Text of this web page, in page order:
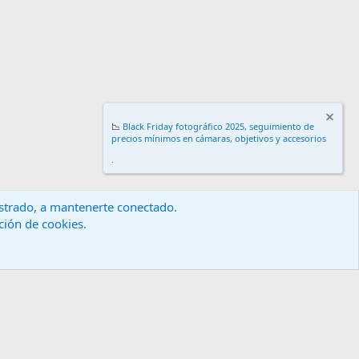
y reglas
📉 Black Friday fotográfico 2025, seguimiento de
precios mínimos en cámaras, objetivos y accesorios
.
a mantenerte conectado.
de cookies.